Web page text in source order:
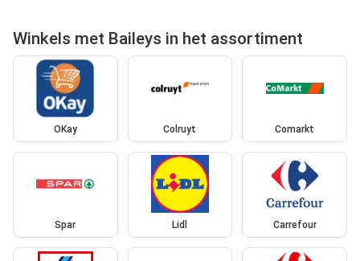
Winkels met Baileys in het assortiment
OKay Colruyt Comarkt
Spar Lidl Carrefour